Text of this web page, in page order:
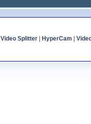
Video Splitter| HyperCam